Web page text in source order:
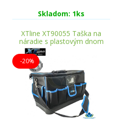
Skladom: 1ks
XTline XT90055 Taška na
náradie s plastovým dnom
-20%